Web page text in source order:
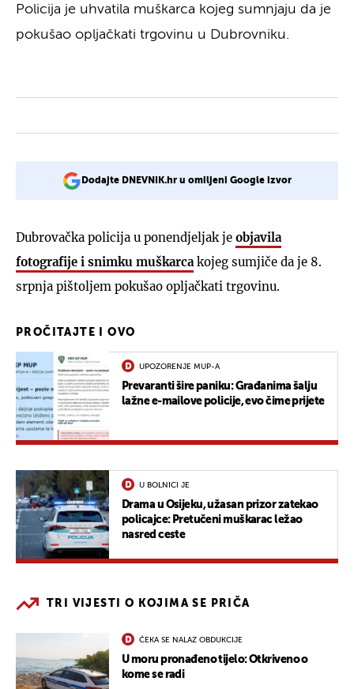
Policija je uhvatila muškarca kojeg sumnjaju da je
pokušao opljačkati trgovinu u Dubrovniku.
Dodajte DNEVNIK.hr u omiljeni Google izvor
Dubrovačka policija u ponendjeljak je objavila
fotografije i snimku muškarca kojeg sumjiče da je 8.
srpnja pištoljem pokušao opljačkati trgovinu.
PROČITAJTE I OVO
UPOZORENJE MUP-A
Prevaranti šire paniku: Građanima šalju
lažne e-mailove policije, evo čime prijete
U BOLNICI JE
Drama u Osijeku, užasan prizor zatekao
policajce: Pretučeni muškarac ležao
nasred ceste
TRI VIJESTI O KOJIMA SE PRIČA
ČEKA SE NALAZ OBDUKCIJE
U moru pronađeno tijelo: Otkriveno o
kome se radi